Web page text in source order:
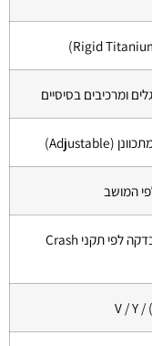
המושב
Quasar GT – נבדקה לפי תקני Crash